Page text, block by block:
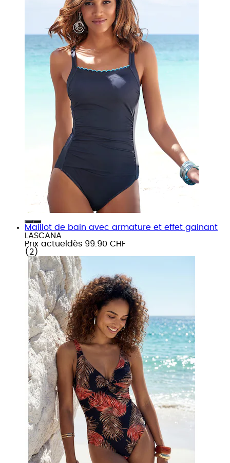
Maillot de bain avec armature et effet gainant
LASCANA
Prix actuel dès 99.90 CHF
( 2 )